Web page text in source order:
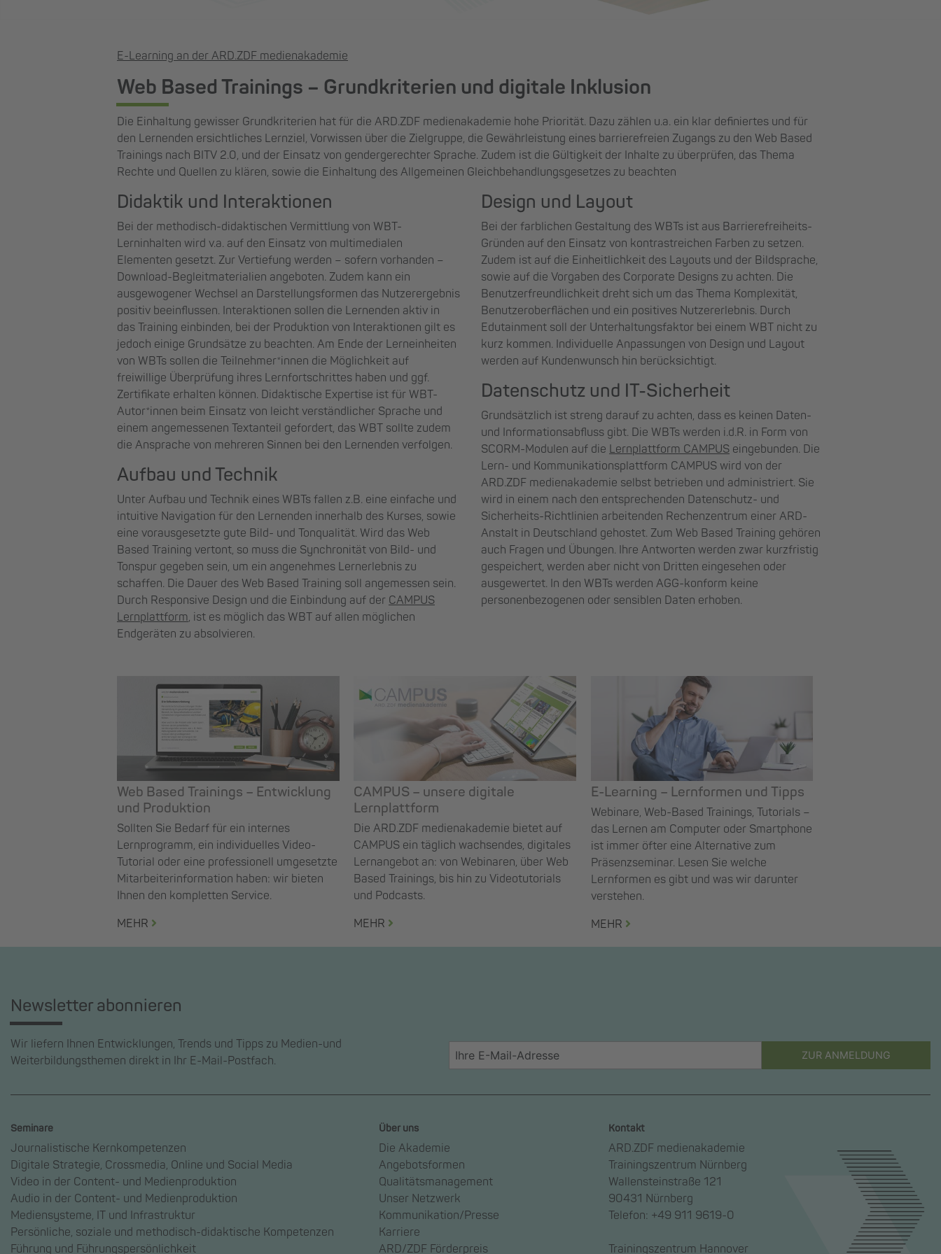
E-Learning an der ARD.ZDF medienakademie
Web Based Trainings – Grundkriterien und digitale Inklusion
Die Einhaltung gewisser Grundkriterien hat für die ARD.ZDF medienakademie hohe Priorität. Dazu zählen u.a. ein klar definiertes und für
den Lernenden ersichtliches Lernziel, Vorwissen über die Zielgruppe, die Gewährleistung eines barrierefreien Zugangs zu den Web Based
Trainings nach BITV 2.0, und der Einsatz von gendergerechter Sprache. Zudem ist die Gültigkeit der Inhalte zu überprüfen, das Thema
Rechte und Quellen zu klären, sowie die Einhaltung des Allgemeinen Gleichbehandlungsgesetzes zu beachten
Didaktik und Interaktionen
Bei der methodisch-didaktischen Vermittlung von WBT-
Lerninhalten wird v.a. auf den Einsatz von multimedialen
Elementen gesetzt. Zur Vertiefung werden – sofern vorhanden –
Download-Begleitmaterialien angeboten. Zudem kann ein
ausgewogener Wechsel an Darstellungsformen das Nutzerergebnis
positiv beeinflussen. Interaktionen sollen die Lernenden aktiv in
das Training einbinden, bei der Produktion von Interaktionen gilt es
jedoch einige Grundsätze zu beachten. Am Ende der Lerneinheiten
von WBTs sollen die Teilnehmer*innen die Möglichkeit auf
freiwillige Überprüfung ihres Lernfortschrittes haben und ggf.
Zertifikate erhalten können. Didaktische Expertise ist für WBT-
Autor*innen beim Einsatz von leicht verständlicher Sprache und
einem angemessenen Textanteil gefordert, das WBT sollte zudem
die Ansprache von mehreren Sinnen bei den Lernenden verfolgen.
Aufbau und Technik
Unter Aufbau und Technik eines WBTs fallen z.B. eine einfache und
intuitive Navigation für den Lernenden innerhalb des Kurses, sowie
eine vorausgesetzte gute Bild- und Tonqualität. Wird das Web
Based Training vertont, so muss die Synchronität von Bild- und
Tonspur gegeben sein, um ein angenehmes Lernerlebnis zu
schaffen. Die Dauer des Web Based Training soll angemessen sein.
Durch Responsive Design und die Einbindung auf der CAMPUS
Lernplattform, ist es möglich das WBT auf allen möglichen
Endgeräten zu absolvieren.
Design und Layout
Bei der farblichen Gestaltung des WBTs ist aus Barrierefreiheits-
Gründen auf den Einsatz von kontrastreichen Farben zu setzen.
Zudem ist auf die Einheitlichkeit des Layouts und der Bildsprache,
sowie auf die Vorgaben des Corporate Designs zu achten. Die
Benutzerfreundlichkeit dreht sich um das Thema Komplexität,
Benutzeroberflächen und ein positives Nutzererlebnis. Durch
Edutainment soll der Unterhaltungsfaktor bei einem WBT nicht zu
kurz kommen. Individuelle Anpassungen von Design und Layout
werden auf Kundenwunsch hin berücksichtigt.
Datenschutz und IT-Sicherheit
Grundsätzlich ist streng darauf zu achten, dass es keinen Daten-
und Informationsabfluss gibt. Die WBTs werden i.d.R. in Form von
SCORM-Modulen auf die Lernplattform CAMPUS eingebunden. Die
Lern- und Kommunikationsplattform CAMPUS wird von der
ARD.ZDF medienakademie selbst betrieben und administriert. Sie
wird in einem nach den entsprechenden Datenschutz- und
Sicherheits-Richtlinien arbeitenden Rechenzentrum einer ARD-
Anstalt in Deutschland gehostet. Zum Web Based Training gehören
auch Fragen und Übungen. Ihre Antworten werden zwar kurzfristig
gespeichert, werden aber nicht von Dritten eingesehen oder
ausgewertet. In den WBTs werden AGG-konform keine
personenbezogenen oder sensiblen Daten erhoben.
Web Based Trainings – Entwicklung
und Produktion
Sollten Sie Bedarf für ein internes
Lernprogramm, ein individuelles Video-
Tutorial oder eine professionell umgesetzte
Mitarbeiterinformation haben: wir bieten
Ihnen den kompletten Service.
MEHR
CAMPUS – unsere digitale
Lernplattform
Die ARD.ZDF medienakademie bietet auf
CAMPUS ein täglich wachsendes, digitales
Lernangebot an: von Webinaren, über Web
Based Trainings, bis hin zu Videotutorials
und Podcasts.
MEHR
E-Learning – Lernformen und Tipps
Webinare, Web-Based Trainings, Tutorials –
das Lernen am Computer oder Smartphone
ist immer öfter eine Alternative zum
Präsenzseminar. Lesen Sie welche
Lernformen es gibt und was wir darunter
verstehen.
MEHR
Newsletter abonnieren
Wir liefern Ihnen Entwicklungen, Trends und Tipps zu Medien-und
Weiterbildungsthemen direkt in Ihr E-Mail-Postfach.
ZUR ANMELDUNG
Seminare
Journalistische Kernkompetenzen
Digitale Strategie, Crossmedia, Online und Social Media
Video in der Content- und Medienproduktion
Audio in der Content- und Medienproduktion
Mediensysteme, IT und Infrastruktur
Persönliche, soziale und methodisch-didaktische Kompetenzen
Führung und Führungspersönlichkeit
Über uns
Die Akademie
Angebotsformen
Qualitätsmanagement
Unser Netzwerk
Kommunikation/Presse
Karriere
ARD/ZDF Förderpreis
Kontakt
ARD.ZDF medienakademie
Trainingszentrum Nürnberg
Wallensteinstraße 121
90431 Nürnberg
Telefon: +49 911 9619-0
Trainingszentrum Hannover